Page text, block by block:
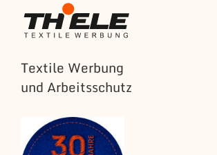
Textile Werbung
und Arbeitsschutz